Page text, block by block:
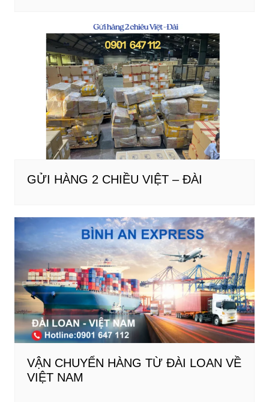
GỬI HÀNG 2 CHIỀU VIỆT – ĐÀI
VẬN CHUYỂN HÀNG TỪ ĐÀI LOAN VỀ
VIỆT NAM